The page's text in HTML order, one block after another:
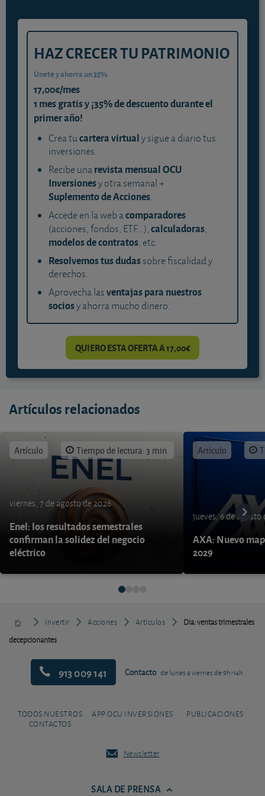
HAZ CRECER TU PATRIMONIO
Únete y ahorra un 35%
17,00€/mes
1 mes gratis y ¡35% de descuento durante el
primer año!
Crea tucartera virtualy sigue a diario tus
inversiones.
Recibe unarevista mensual OCU
Inversionesy otra semanal +
Suplemento de Acciones.
Accede en la web acomparadores
(acciones, fondos, ETF...),calculadoras,
modelos de contratos, etc.
Resolvemos tus dudassobre fiscalidad y
derechos.
Aprovecha lasventajas para nuestros
sociosy ahorra mucho dinero.
QUIERO ESTA OFERTA A 17,00€
Artículos relacionados
Artículo Tiempo de lectura: 3 min.
viernes, 7 de agosto de 2026
Enel: los resultados semestrales
confirman la solidez del negocio
eléctrico
Artículo
jueves, 6 de agosto
AXA: Nuevo
2029
Invertir Acciones Artículos
Dia: ventas trimestrales
decepcionantes
913 009 141 Contacto de lunes a viernes de 9h-14h
TODOS NUESTROS
CONTACTOS
APP OCU INVERSIONES PUBLICACIONES
Newsletter
SALA DE PRENSA